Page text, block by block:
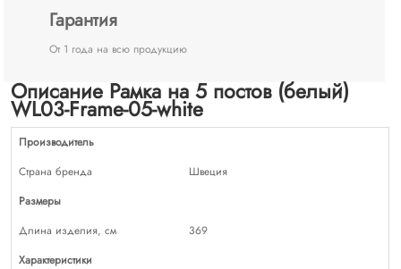
Гарантия
От 1 года на всю продукцию
Описание Рамка на 5 постов (белый)
WL03-Frame-05-white
Производитель
Страна бренда
Швеция
Размеры
Длина изделия, см
369
Характеристики